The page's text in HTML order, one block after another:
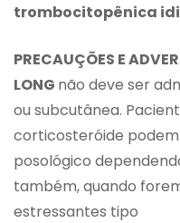
trombocitopênica
PRECAUÇÕES E
LONG não deve ser
ou subcutânea.
corticosteróide
posológico
também, quando
estressantes tipo